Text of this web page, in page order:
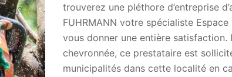
trouverez une pléthore d’entreprise
FUHRMANN votre spécialiste
vous donner une entière satisfaction.
chevronnée, ce prestataire est
municipalités dans cette localité en